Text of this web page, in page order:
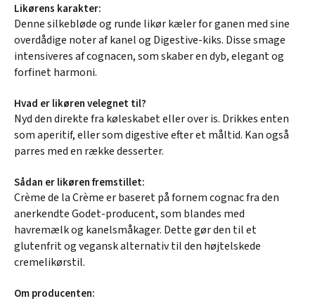
Likørens karakter:
Denne silkebløde og runde likør kæler for ganen med sine
overdådige noter af kanel og Digestive-kiks. Disse smage
intensiveres af cognacen, som skaber en dyb, elegant og
forfinet harmoni.
Hvad er likøren velegnet til?
Nyd den direkte fra køleskabet eller over is. Drikkes enten
som aperitif, eller som digestive efter et måltid. Kan også
parres med en række desserter.
Sådan er likøren fremstillet:
Crème de la Crème er baseret på fornem cognac fra den
anerkendte Godet-producent, som blandes med
havremælk og kanelsmåkager. Dette gør den til et
glutenfrit og vegansk alternativ til den højtelskede
cremelikørstil.
Om producenten: